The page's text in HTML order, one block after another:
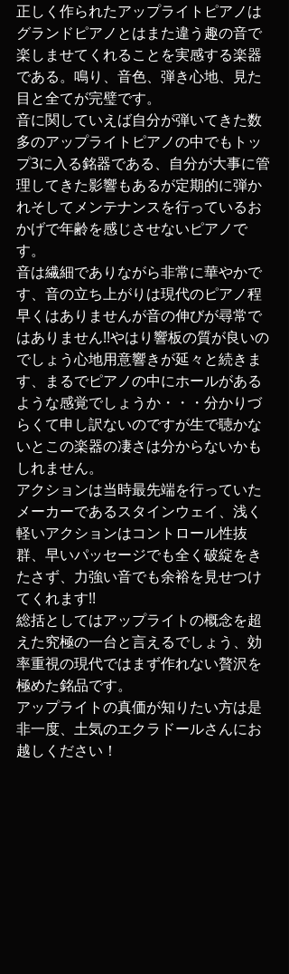
正しく作られたアップライトピアノは
グランドピアノとはまた違う趣の音で
楽しませてくれることを実感する楽器
である。鳴り、音色、弾き心地、見た
目と全てが完璧です。
音に関していえば自分が弾いてきた数
多のアップライトピアノの中でもトッ
プ3に入る銘器である、自分が大事に管
理してきた影響もあるが定期的に弾か
れそしてメンテナンスを行っているお
かげで年齢を感じさせないピアノで
す。
音は繊細でありながら非常に華やかで
す、音の立ち上がりは現代のピアノ程
早くはありませんが音の伸びが尋常で
はありません!!やはり響板の質が良いの
でしょう心地用意響きが延々と続きま
す、まるでピアノの中にホールがある
ような感覚でしょうか・・・分かりづ
らくて申し訳ないのですが生で聴かな
いとこの楽器の凄さは分からないかも
しれません。
アクションは当時最先端を行っていた
メーカーであるスタインウェイ、浅く
軽いアクションはコントロール性抜
群、早いパッセージでも全く破綻をき
たさず、力強い音でも余裕を見せつけ
てくれます!!
総括としてはアップライトの概念を超
えた究極の一台と言えるでしょう、効
率重視の現代ではまず作れない贅沢を
極めた銘品です。
アップライトの真価が知りたい方は是
非一度、土気のエクラドールさんにお
越しください！